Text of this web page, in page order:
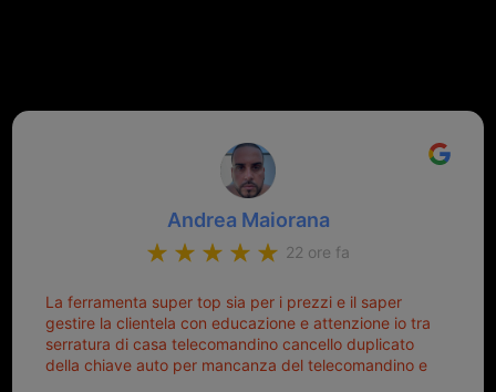
Andrea Maiorana
22 ore fa
La ferramenta super top sia per i prezzi e il saper
gestire la clientela con educazione e attenzione io tra
serratura di casa telecomandino cancello duplicato
della chiave auto per mancanza del telecomandino e